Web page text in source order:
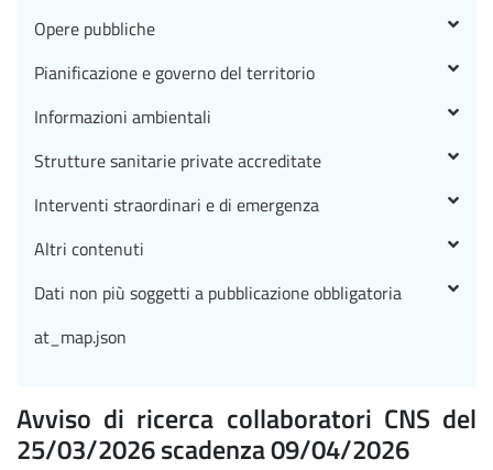
Avviso di ricerca collaboratori CNS del
25/03/2026 scadenza 09/04/2026
Opere pubbliche
Pianificazione e governo del territorio
Informazioni ambientali
Strutture sanitarie private accreditate
Interventi straordinari e di emergenza
Altri contenuti
Dati non più soggetti a pubblicazione obbligatoria
at_map.json